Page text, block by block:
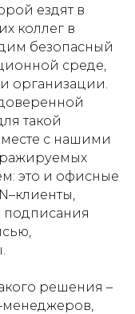
ездят в
коллег в
безопасный
среде,
организации.
такой
с нашими
это и офисные
подписания
решения –